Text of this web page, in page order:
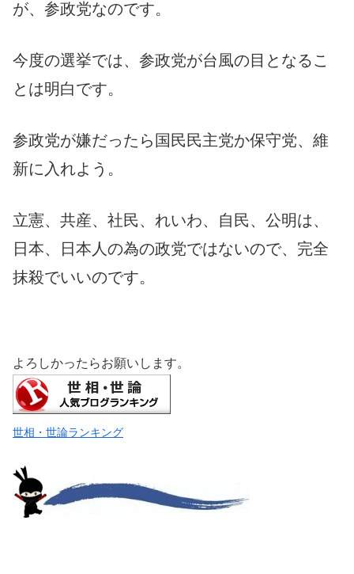
が、参政党なのです。
今度の選挙では、参政党が台風の目となるこ
とは明白です。
参政党が嫌だったら国民民主党か保守党、維
新に入れよう。
立憲、共産、社民、れいわ、自民、公明は、
日本、日本人の為の政党ではないので、完全
抹殺でいいのです。
よろしかったらお願いします。
世相・世論ランキング